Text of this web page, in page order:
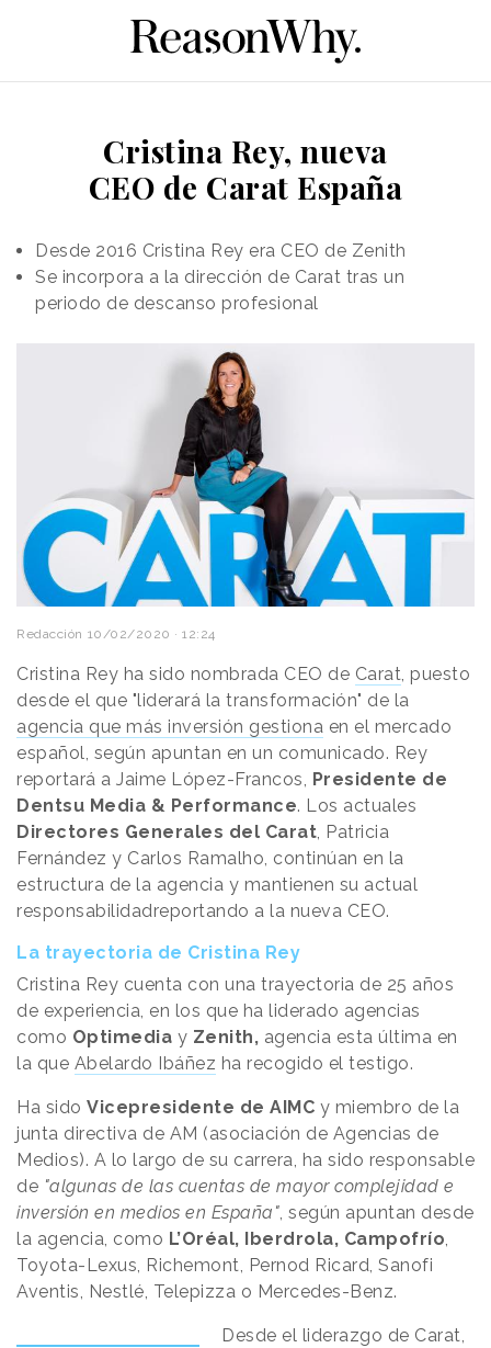
Cristina Rey, nueva
CEO de Carat España
Desde 2016 Cristina Rey era CEO de Zenith
Se incorpora a la dirección de Carat tras un
periodo de descanso profesional
Redacción 10/02/2020 · 12:24
Cristina Rey ha sido nombrada CEO de Carat, puesto
desde el que "liderará la transformación" de la
agencia que más inversión gestiona en el mercado
español, según apuntan en un comunicado. Rey
reportará a Jaime López-Francos, Presidente de
Dentsu Media & Performance. Los actuales
Directores Generales del Carat, Patricia
Fernández y Carlos Ramalho, continúan en la
estructura de la agencia y mantienen su actual
responsabilidadreportando a la nueva CEO.
La trayectoria de Cristina Rey
Cristina Rey cuenta con una trayectoria de 25 años
de experiencia, en los que ha liderado agencias
como Optimedia y Zenith, agencia esta última en
la que Abelardo Ibáñez ha recogido el testigo.
Ha sido Vicepresidente de AIMC y miembro de la
junta directiva de AM (asociación de Agencias de
Medios). A lo largo de su carrera, ha sido responsable
de "algunas de las cuentas de mayor complejidad e
inversión en medios en España", según apuntan desde
la agencia, como L’Oréal, Iberdrola, Campofrío,
Toyota-Lexus, Richemont, Pernod Ricard, Sanofi
Aventis, Nestlé, Telepizza o Mercedes-Benz.
Desde el liderazgo de Carat,